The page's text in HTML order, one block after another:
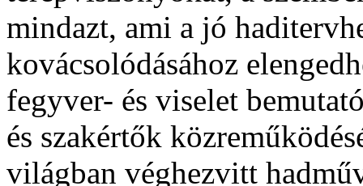
mindazt, ami a jó
kovácsolódásához
fegyver- és viselet
és szakértők
világban véghezvitt